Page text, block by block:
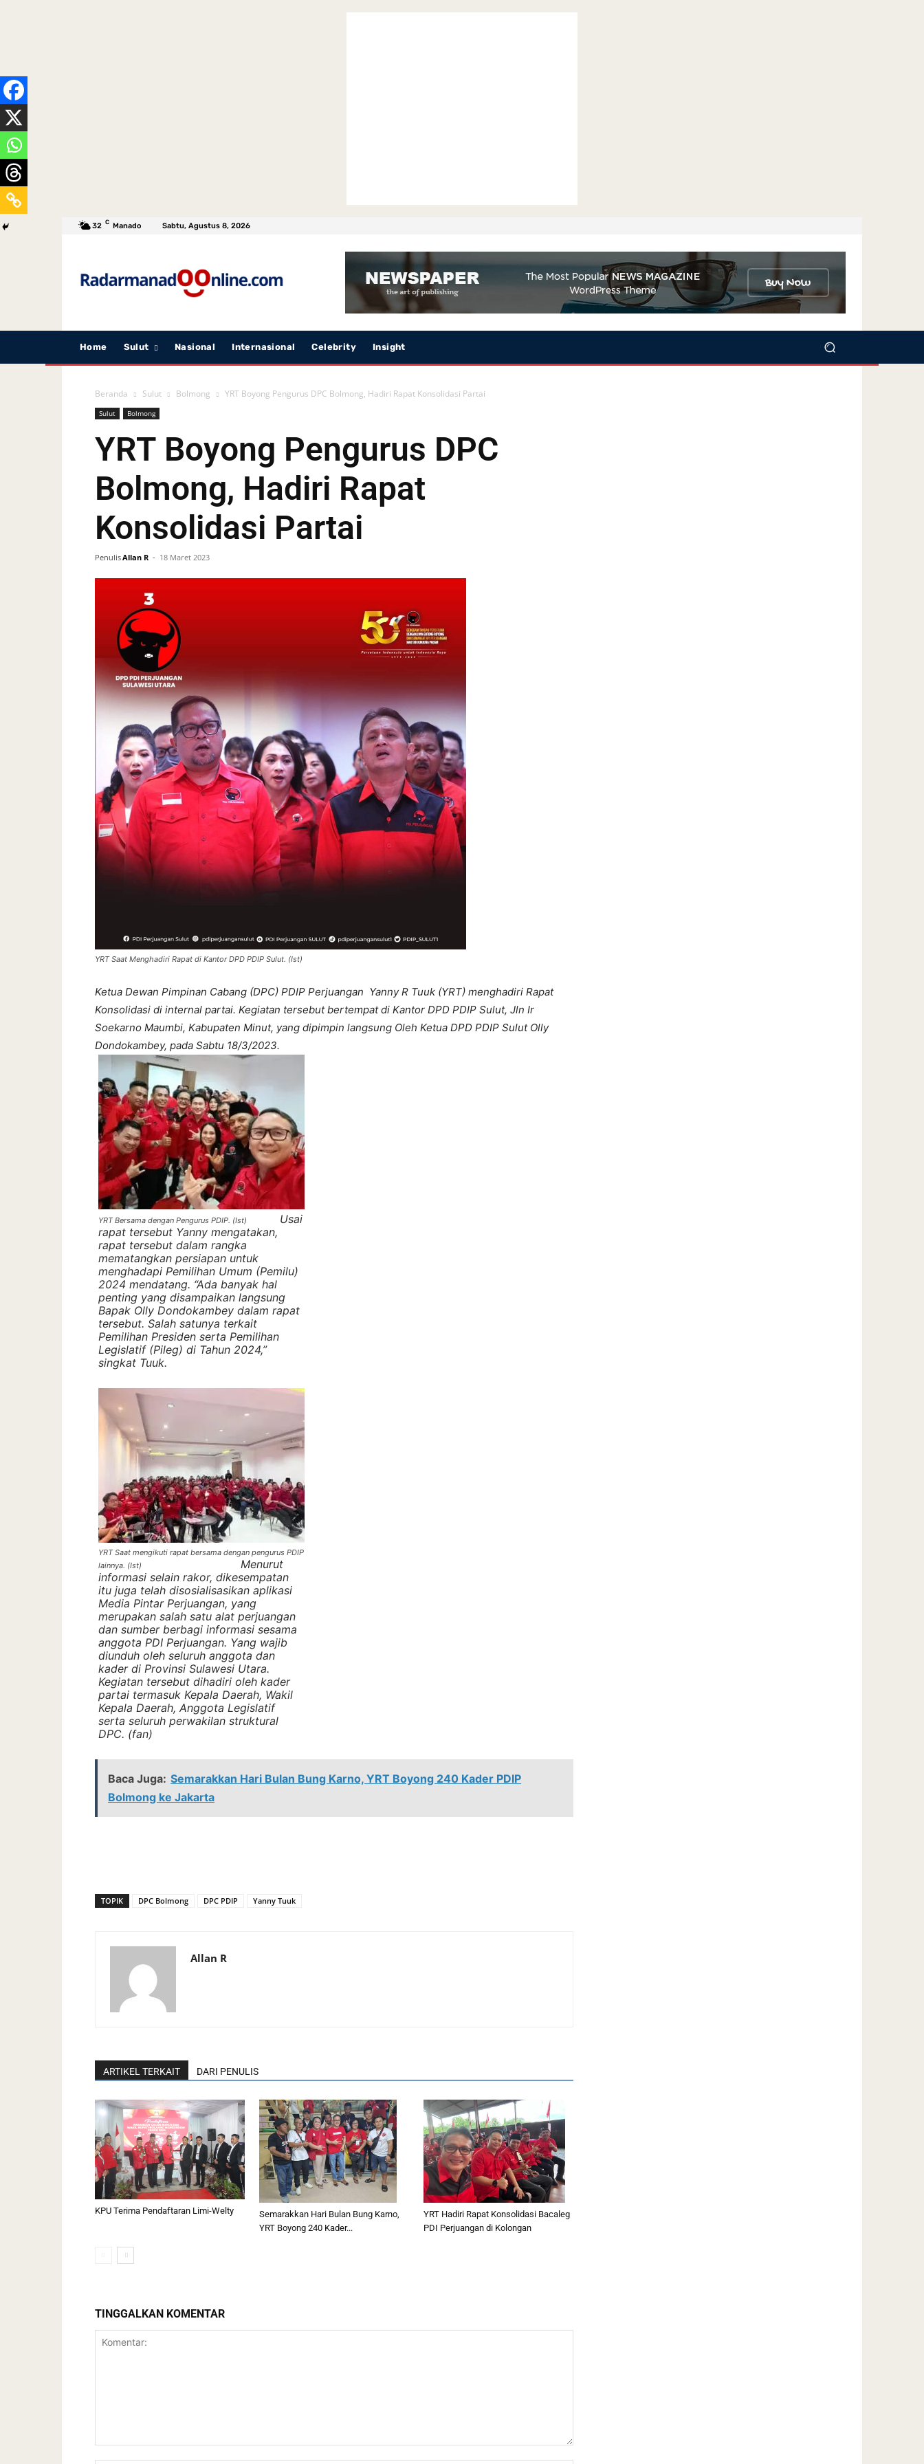
32 C Manado Sabtu, Agustus 8, 2026
Home Sulut Nasional Internasional Celebrity Insight
Beranda Sulut Bolmong YRT Boyong Pengurus DPC Bolmong, Hadiri Rapat Konsolidasi Partai
Sulut Bolmong
YRT Boyong Pengurus DPC
Bolmong, Hadiri Rapat
Konsolidasi Partai
PenulisAllan R - 18 Maret 2023
YRT Saat Menghadiri Rapat di Kantor DPD PDIP Sulut. (Ist)
Ketua Dewan Pimpinan Cabang (DPC) PDIP Perjuangan Yanny R Tuuk (YRT) menghadiri Rapat
Konsolidasi di internal partai. Kegiatan tersebut bertempat di Kantor DPD PDIP Sulut, Jln Ir
Soekarno Maumbi, Kabupaten Minut, yang dipimpin langsung Oleh Ketua DPD PDIP Sulut Olly
Dondokambey, pada Sabtu 18/3/2023.
YRT Bersama dengan Pengurus PDIP. (Ist) Usai
rapat tersebut Yanny mengatakan,
rapat tersebut dalam rangka
mematangkan persiapan untuk
menghadapi Pemilihan Umum (Pemilu)
2024 mendatang. “Ada banyak hal
penting yang disampaikan langsung
Bapak Olly Dondokambey dalam rapat
tersebut. Salah satunya terkait
Pemilihan Presiden serta Pemilihan
Legislatif (Pileg) di Tahun 2024,”
singkat Tuuk.
YRT Saat mengikuti rapat bersama dengan pengurus PDIP
lainnya. (Ist) Menurut
informasi selain rakor, dikesempatan
itu juga telah disosialisasikan aplikasi
Media Pintar Perjuangan, yang
merupakan salah satu alat perjuangan
dan sumber berbagi informasi sesama
anggota PDI Perjuangan. Yang wajib
diunduh oleh seluruh anggota dan
kader di Provinsi Sulawesi Utara.
Kegiatan tersebut dihadiri oleh kader
partai termasuk Kepala Daerah, Wakil
Kepala Daerah, Anggota Legislatif
serta seluruh perwakilan struktural
DPC. (fan)
Baca Juga: Semarakkan Hari Bulan Bung Karno, YRT Boyong 240 Kader PDIP
Bolmong ke Jakarta
TOPIK DPC Bolmong DPC PDIP Yanny Tuuk
Allan R
ARTIKEL TERKAIT DARI PENULIS
KPU Terima Pendaftaran Limi-Welty
Semarakkan Hari Bulan Bung Karno,
YRT Boyong 240 Kader...
YRT Hadiri Rapat Konsolidasi Bacaleg
PDI Perjuangan di Kolongan
TINGGALKAN KOMENTAR